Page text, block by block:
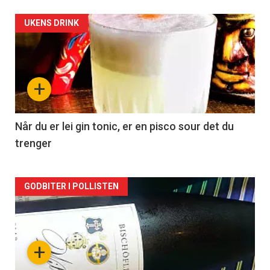
Forsiden
akkurat
nå
-
2
+
UKENS DRINK
Når du er lei gin tonic, er en pisco sour det du
trenger
Forsiden
akkurat
nå+
GODBITER I POLLISTEN